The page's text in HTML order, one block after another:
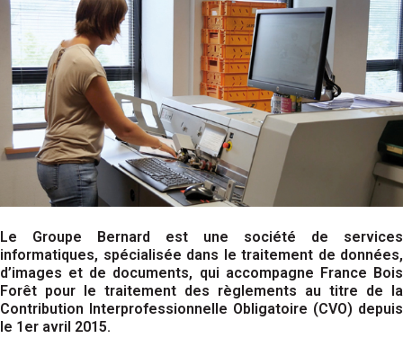
Le Groupe Bernard est une société de services
informatiques, spécialisée dans le traitement de données,
d’images et de documents, qui accompagne France Bois
Forêt pour le traitement des règlements au titre de la
Contribution Interprofessionnelle Obligatoire (CVO) depuis
le 1er avril 2015.